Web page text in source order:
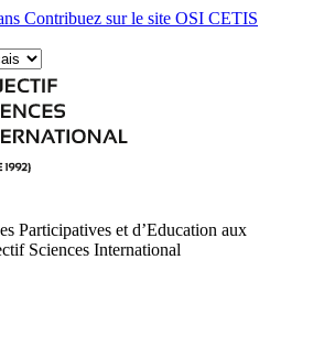
Contribuez sur le site OSI CETIS
Participatives et d’Education aux
Sciences International